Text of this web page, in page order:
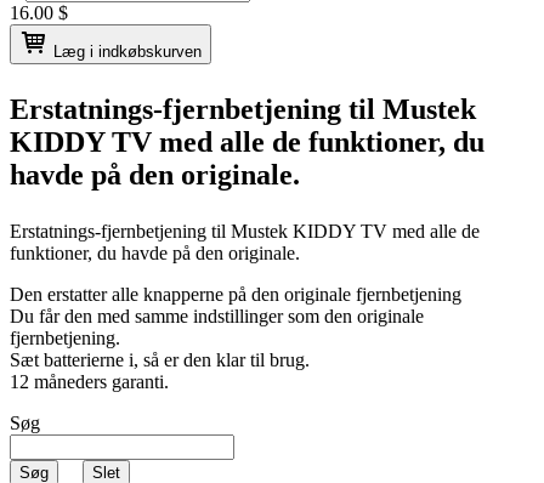
16.00 $
Læg i indkøbskurven
Erstatnings-fjernbetjening til Mustek
KIDDY TV med alle de funktioner, du
havde på den originale.
Erstatnings-fjernbetjening til Mustek KIDDY TV med alle de
funktioner, du havde på den originale.
Den erstatter alle knapperne på den originale fjernbetjening
Du får den med samme indstillinger som den originale
fjernbetjening.
Sæt batterierne i, så er den klar til brug.
12 måneders garanti.
Søg